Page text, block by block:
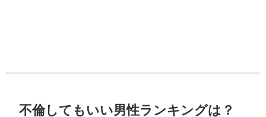
不倫してもいい男性ランキングは？